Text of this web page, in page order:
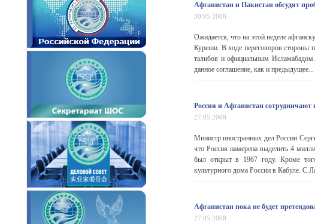
Афганистан и Пакистан обсудят
30.05.2008
Ожидается, что на этой неделе
Куреши. В ходе переговоров стороны
талибов и официальным
данное соглашение, как и предыдущее...
Россия и Афганистан сотрудничают
27.05.2008
Министр иностранных дел России
что Россия намерена выделить 4
был открыт в 1967 году. Кроме
культурного дома России в Кабуле.
Афганистан пока не будет
27.05.2008